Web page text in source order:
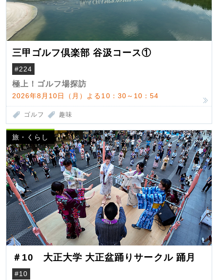
三甲ゴルフ倶楽部 谷汲コース①
#224
極上！ゴルフ場探訪
2026年8月10日（月）よる10：30～10：54
ゴルフ 趣味
旅・くらし
＃10 大正大学 大正盆踊りサークル 踊月
#10